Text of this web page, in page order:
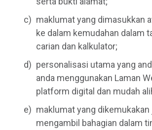
maklumat yang dimasukkan
ke dalam kemudahan dalam
carian dan kalkulator;
personalisasi utama yang
anda menggunakan Laman
platform digital dan mudah
maklumat yang dikemukakan
mengambil bahagian dalam